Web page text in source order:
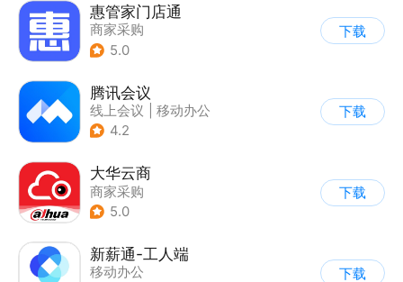
惠管家门店通
商家采购
5.0
下载
腾讯会议
线上会议
移动办公
4.2
下载
大华云商
商家采购
5.0
下载
新薪通-工人端
移动办公
下载